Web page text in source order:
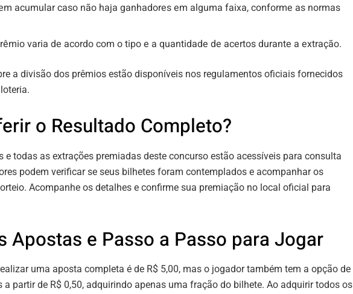
acumular caso não haja ganhadores em alguma faixa, conforme as normas
varia de acordo com o tipo e a quantidade de acertos durante a extração.
a divisão dos prêmios estão disponíveis nos regulamentos oficiais fornecidos
o Resultado Completo?
e todas as extrações premiadas deste concurso estão acessíveis para consulta
podem verificar se seus bilhetes foram contemplados e acompanhar os
Acompanhe os detalhes e confirme sua premiação no local oficial para
Apostas e Passo a Passo para Jogar
uma aposta completa é de R$ 5,00, mas o jogador também tem a opção de
a partir de R$ 0,50, adquirindo apenas uma fração do bilhete. Ao adquirir todos os